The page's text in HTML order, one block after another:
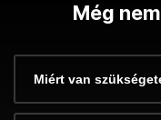
Még
Miért van